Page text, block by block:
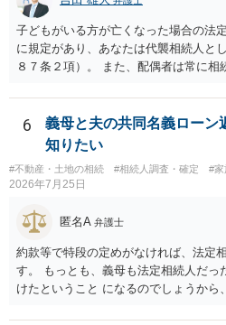
子どもがいる方が亡くなった場合の法
に規定があり、あなたは代襲相続人と
８７条２項）。 また、配偶者は常に
も相続権があります。つまり、孫５人
相続権がある可能性があります。
6
義母と夫の共同名義ローン
知りたい
#不動産・土地の相続 #相続人調査・確定 #家
2026年7月25日
匿名A 弁護士
約款等で特段の定めがなければ、法定
す。 もっとも、義母も法定相続人だっ
けたということ になるのでしょうから